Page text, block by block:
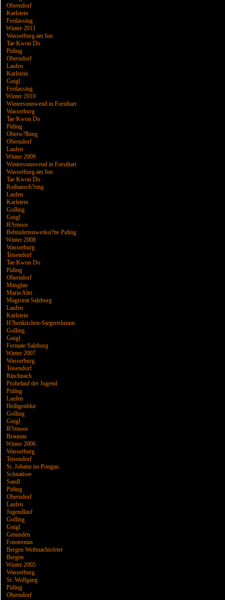
Oberndorf
Karlstein
Freilassing
Winter 2011
Wasserburg am Inn
Tae Kwon Do
Piding
Oberndorf
Laufen
Karlstein
Gnigl
Freilassing
Winter 2010
Wintersonnwend in Forsthart
Wasserburg
Tae Kwon Do
Piding
Oberw?lbing
Oberndorf
Laufen
Winter 2009
Wintersonnwend in Forsthart
Wasserburg am Inn
Tae Kwon Do
Rothansch?ring
Laufen
Karlstein
Golling
Gnigl
B?rmoos
Behindertenwerkst?tte Piding
Winter 2008
Wasserburg
Teisendorf
Tae Kwon Do
Piding
Oberndorf
Maxglan
Maria Alm
Magistrat Salzburg
Laufen
Karlstein
H?henkirchen-Siegertsbrunn
Golling
Gnigl
Fermate Salzburg
Winter 2007
Wasserburg
Teisendorf
Rinchnach
Probelauf der Jugend
Piding
Laufen
Heiligenblut
Golling
Gnigl
B?rmoos
Braunau
Winter 2006
Wasserburg
Teisendorf
St. Johann im Pongau
Schnaitsee
Sandl
Piding
Oberndorf
Laufen
Jugendlauf
Golling
Gnigl
Gmunden
Fototermin
Bergen Weihnachtsfeier
Bergen
Winter 2005
Wasserburg
St. Wolfgang
Piding
Oberndorf